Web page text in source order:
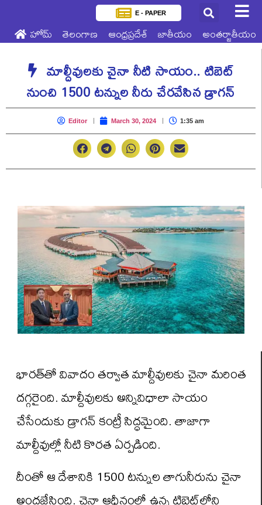
E - PAPER
హోమ్ తెలంగాణ ఆంధ్రప్రదేశ్ జాతీయం అంతర్జాతీయం
మాల్దీవులకు చైనా నీటి సాయం.. టిబెట్‌
నుంచి 1500 టన్నుల నీరు చేరవేసిన డ్రాగన్‌
Editor March 30, 2024 1:35 am
భారత్‌తో వివాదం తర్వాత మాల్దీవులకు చైనా మరింత
దగ్గరైంది. మాల్దీవులకు అన్నివిధాలా సాయం
చేసేందుకు డ్రాగన్‌ కంట్రీ సిద్ధమైంది. తాజాగా
మాల్దీవుల్లో నీటి కొరత ఏర్పడింది.
దీంతో ఆ దేశానికి 1500 టన్నుల తాగునీరును చైనా
అందజేసింది. చైనా ఆధీనంలో ఉన్న టిబెట్‌లోని